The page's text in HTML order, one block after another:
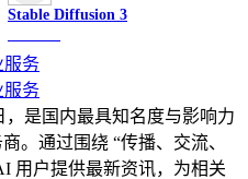
Stable Diffusion 3
，是国内最具知名度与影响力
。通过围绕 “传播、交流、
用户提供最新资讯，为相关